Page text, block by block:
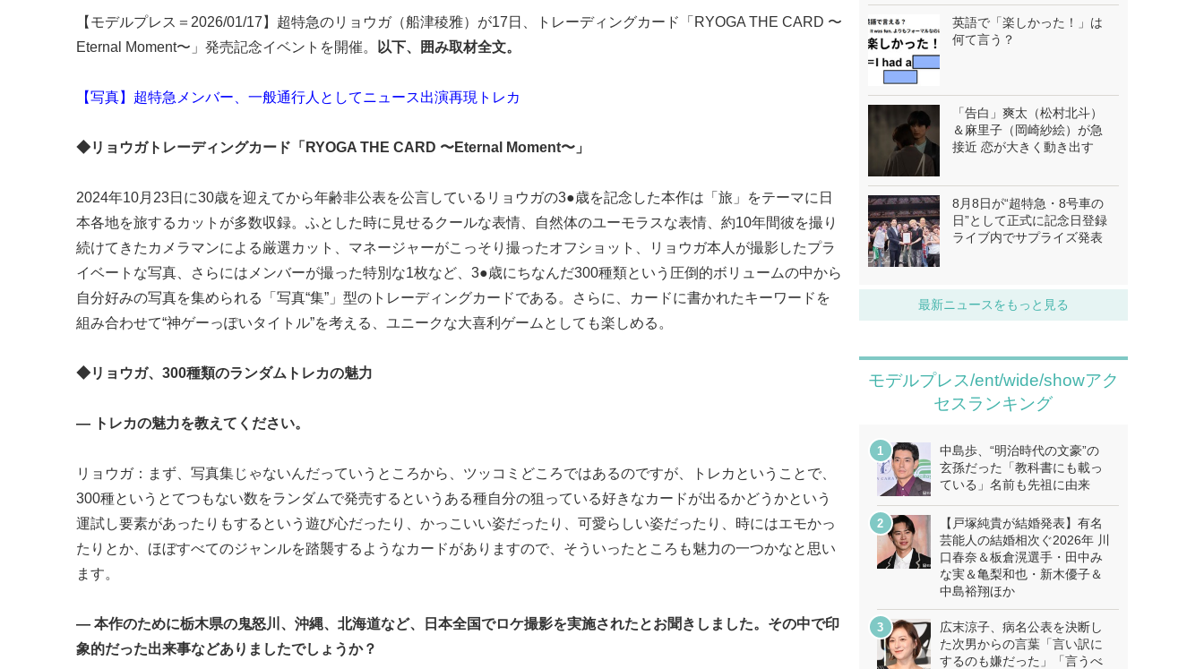
【モデルプレス＝2026/01/17】超特急のリョウガ（船津稜雅）が17日、トレーディングカード「RYOGA THE CARD 〜
Eternal Moment〜」発売記念イベントを開催。
以下、囲み取材全文。
【写真】超特急メンバー、一般通行人としてニュース出演再現トレカ
◆リョウガトレーディングカード「RYOGA THE CARD 〜Eternal Moment〜」
2024年10月23日に30歳を迎えてから年齢非公表を公言しているリョウガの3●歳を記念した本作は「旅」をテーマに日
本各地を旅するカットが多数収録。ふとした時に見せるクールな表情、自然体のユーモラスな表情、約10年間彼を撮り
続けてきたカメラマンによる厳選カット、マネージャーがこっそり撮ったオフショット、リョウガ本人が撮影したプラ
イベートな写真、さらにはメンバーが撮った特別な1枚など、3●歳にちなんだ300種類という圧倒的ボリュームの中から
自分好みの写真を集められる「写真“集”」型のトレーディングカードである。さらに、カードに書かれたキーワードを
組み合わせて“神ゲーっぽいタイトル”を考える、ユニークな大喜利ゲームとしても楽しめる。
◆リョウガ、300種類のランダムトレカの魅力
― トレカの魅力を教えてください。
リョウガ：まず、写真集じゃないんだっていうところから、ツッコミどころではあるのですが、トレカということで、
300種というとてつもない数をランダムで発売するというある種自分の狙っている好きなカードが出るかどうかという
運試し要素があったりもするという遊び心だったり、かっこいい姿だったり、可愛らしい姿だったり、時にはエモかっ
たりとか、ほぼすべてのジャンルを踏襲するようなカードがありますので、そういったところも魅力の一つかなと思い
ます。
― 本作のために栃木県の鬼怒川、沖縄、北海道など、日本全国でロケ撮影を実施されたとお聞きしました。その中で印
象的だった出来事などありましたでしょうか？
英語で「楽しかった！」は
何て言う？
「告白」爽太（松村北斗）
＆麻里子（岡崎紗絵）が急
接近 恋が大きく動き出す
8月8日が“超特急・8号車の
日”として正式に記念日登録
ライブ内でサプライズ発表
最新ニュースをもっと見る
モデルプレス/ent/wide/showアク
セスランキング
中島歩、“明治時代の文豪”の
玄孫だった「教科書にも載っ
ている」名前も先祖に由来
【戸塚純貴が結婚発表】有名
芸能人の結婚相次ぐ2026年 川
口春奈＆板倉滉選手・田中み
な実＆亀梨和也・新木優子＆
中島裕翔ほか
広末涼子、病名公表を決断し
た次男からの言葉「言い訳に
するのも嫌だった」「言うべ